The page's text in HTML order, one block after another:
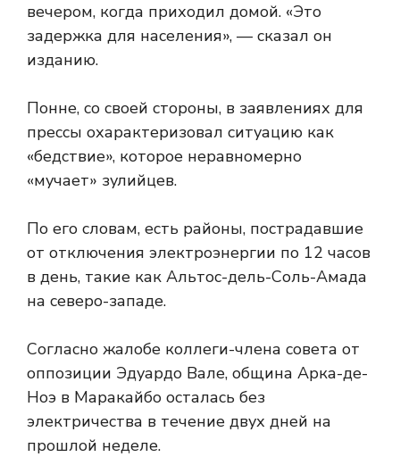
вечером, когда приходил домой. «Это
задержка для населения», — сказал он
изданию.
Понне, со своей стороны, в заявлениях для
прессы охарактеризовал ситуацию как
«бедствие», которое неравномерно
«мучает» зулийцев.
По его словам, есть районы, пострадавшие
от отключения электроэнергии по 12 часов
в день, такие как Альтос-дель-Соль-Амада
на северо-западе.
Согласно жалобе коллеги-члена совета от
оппозиции Эдуардо Вале, община Арка-де-
Ноэ в Маракайбо осталась без
электричества в течение двух дней на
прошлой неделе.